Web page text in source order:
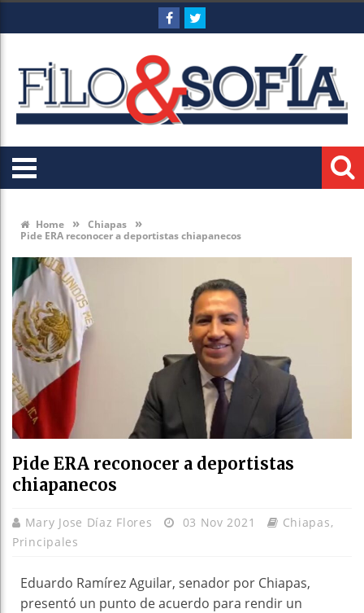
Home » Chiapas »
Pide ERA reconocer a deportistas chiapanecos
Pide ERA reconocer a deportistas
chiapanecos
Mary Jose Díaz Flores 03 Nov 2021 Chiapas,
Principales
Eduardo Ramírez Aguilar, senador por Chiapas,
presentó un punto de acuerdo para rendir un